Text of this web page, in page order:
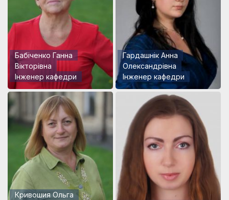
Бабіченко Ганна
Вікторівна
Інженер кафедри
Гардашнік Анна
Олександрівна
Інженер кафедри
Кривошия Ольга